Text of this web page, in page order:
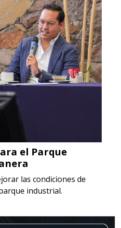
el Parque
las condiciones de
industrial.